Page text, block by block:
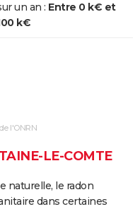
un an : Entre 0 k€ et
k€
l'ONRN
LE-COMTE
naturelle, le radon
dans certaines